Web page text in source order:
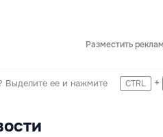
Разместить
Выделите ее и нажмите CTRL +